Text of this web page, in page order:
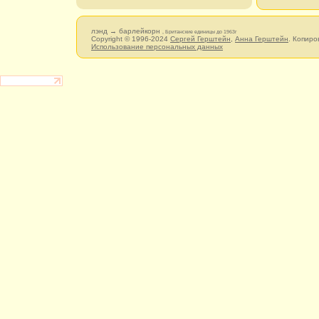
лэнд → барлейкорн , Британские единицы до 1963г
Copyright © 1996-2024 Сергей Герштейн Анна Герштейн .
Использование персональных данных